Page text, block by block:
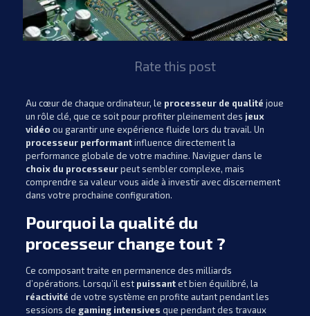
Rate this post
Au cœur de chaque ordinateur, le processeur de qualité joue
un rôle clé, que ce soit pour profiter pleinement des jeux
vidéo ou garantir une expérience fluide lors du travail. Un
processeur performantinfluence directement la
performance globale de votre machine. Naviguer dans le
choix du processeurpeut sembler complexe, mais
comprendre sa valeur vous aide à investir avec discernement
dans votre prochaine configuration.
Pourquoi la qualité du
processeur change tout ?
Ce composant traite en permanence des milliards
d’opérations. Lorsqu’il est puissantet bien équilibré, la
réactivité de votre système en profite autant pendant les
sessions de gaming intensives que pendant des travaux